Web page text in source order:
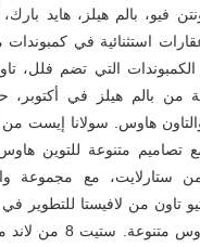
فيو، بالم هيلز، هايد بارك،
استثنائية في كمبوندات
التي تضم فلل،
من بالم هيلز في أكتوبر،
هاوس. سولانا إيست من
تصاميم متنوعة للتوين
ستارلايت، مع مجموعة
تاون من لافيستا للتطوير في
يضم فلل وتاون هاوس